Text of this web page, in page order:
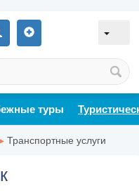
туры
▸ Транспортные услуги